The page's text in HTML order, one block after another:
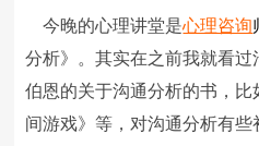
字体：大 中 小
今晚的心理讲堂是心理咨询
分析》。其实在之前我就看
伯恩的关于沟通分析的书，比
间游戏》等，对沟通分析有些